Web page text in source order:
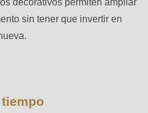
sin tener que invertir en